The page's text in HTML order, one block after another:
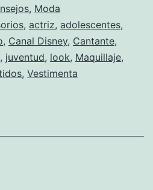
el
must
de
, Moda
, actriz, adolescentes,
, Canal Disney, Cantante,
, juventud, look, Maquillaje,
, Vestimenta